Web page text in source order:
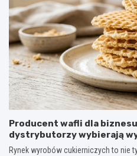
Producent wafli dla
dystrybutorzy wybierają
Rynek wyrobów cukierniczych to nie